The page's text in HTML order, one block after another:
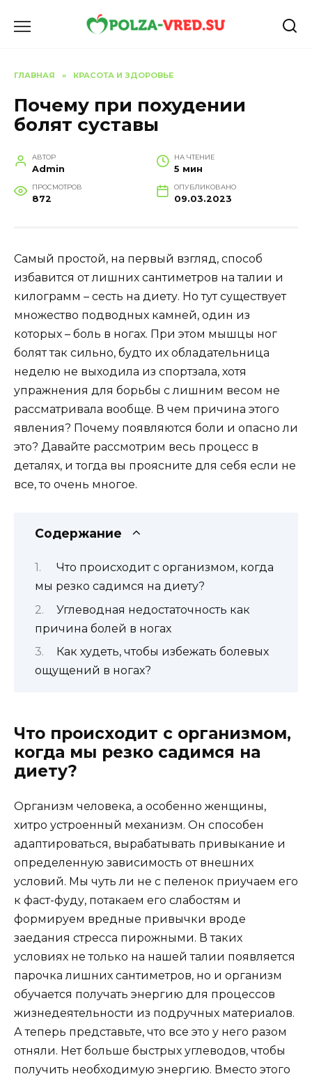
ГЛАВНАЯ » КРАСОТА И ЗДОРОВЬЕ
Почему при похудении
болят суставы
АВТОР
Admin
НА ЧТЕНИЕ
5 мин
ПРОСМОТРОВ
872
ОПУБЛИКОВАНО
09.03.2023
Самый простой, на первый взгляд, способ
избавится от лишних сантиметров на талии и
килограмм – сесть на диету. Но тут существует
множество подводных камней, один из
которых – боль в ногах. При этом мышцы ног
болят так сильно, будто их обладательница
неделю не выходила из спортзала, хотя
упражнения для борьбы с лишним весом не
рассматривала вообще. В чем причина этого
явления? Почему появляются боли и опасно ли
это? Давайте рассмотрим весь процесс в
деталях, и тогда вы проясните для себя если не
все, то очень многое.
Содержание
Что происходит с организмом, когда
мы резко садимся на диету?
Углеводная недостаточность как
причина болей в ногах
Как худеть, чтобы избежать болевых
ощущений в ногах?
Что происходит с организмом,
когда мы резко садимся на
диету?
Организм человека, а особенно женщины,
хитро устроенный механизм. Он способен
адаптироваться, вырабатывать привыкание и
определенную зависимость от внешних
условий. Мы чуть ли не с пеленок приучаем его
к фаст-фуду, потакаем его слабостям и
формируем вредные привычки вроде
заедания стресса пирожными. В таких
условиях не только на нашей талии появляется
парочка лишних сантиметров, но и организм
обучается получать энергию для процессов
жизнедеятельности из подручных материалов.
А теперь представьте, что все это у него разом
отняли. Нет больше быстрых углеводов, чтобы
получить необходимую энергию. Вместо этого